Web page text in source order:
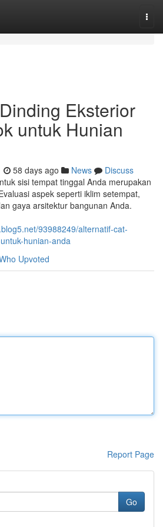
Eksterior
untuk Hunian
58 days ago News
Discuss
sisi tempat tinggal Anda merupakan
aspek seperti iklim setempat,
gaya arsitektur bangunan Anda.
93988249/alternatif-cat-
hunian-anda
Upvoted
Report Page
Go